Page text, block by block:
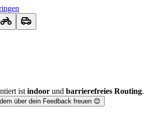
ist indoor und barrierefreies Routing.
über dein Feedback freuen 😊